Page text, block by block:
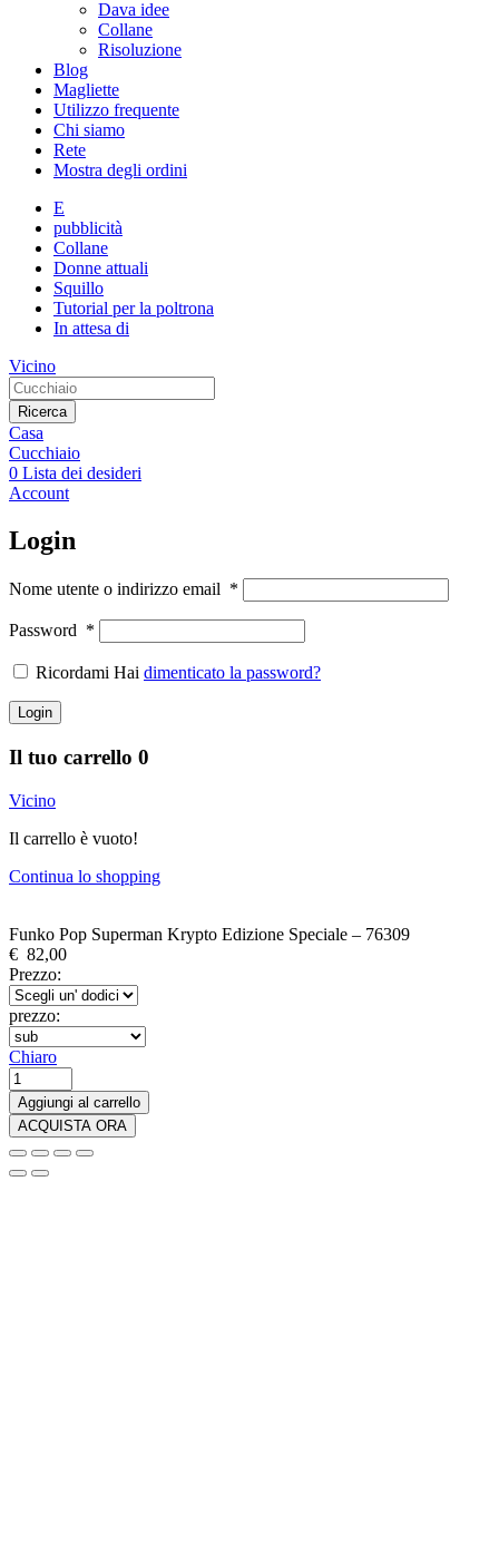
Dava idee
Collane
Risoluzione
Blog
Magliette
Utilizzo frequente
Chi siamo
Rete
Mostra degli ordini
E
pubblicità
Collane
Donne attuali
Squillo
Tutorial per la poltrona
In attesa di
Vicino
Ricerca
Casa
Cucchiaio
0 Lista dei desideri
Account
Login
Nome utente o indirizzo email *
Password *
Ricordami Hai dimenticato la password?
Login
Il tuo carrello 0
Vicino
Il carrello è vuoto!
Continua lo shopping
Funko Pop Superman Krypto Edizione Speciale – 76309
€ 82,00
Prezzo:
prezzo:
Chiaro
Funko
Pop
Superman
Krypto
Edición
Especial
Aggiungi al carrello
ACQUISTA ORA